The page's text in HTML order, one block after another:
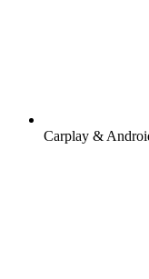
Carplay &